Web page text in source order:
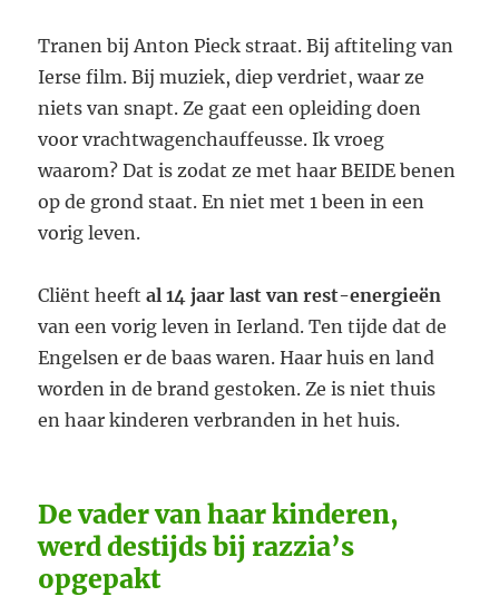
Tranen bij Anton Pieck straat. Bij aftiteling van
Ierse film. Bij muziek, diep verdriet, waar ze
niets van snapt. Ze gaat een opleiding doen
voor vrachtwagenchauffeusse. Ik vroeg
waarom? Dat is zodat ze met haar BEIDE benen
op de grond staat. En niet met 1 been in een
vorig leven.
Cliënt heeftal 14 jaar last van rest-energieën
van een vorig leven in Ierland. Ten tijde dat de
Engelsen er de baas waren. Haar huis en land
worden in de brand gestoken. Ze is niet thuis
en haar kinderen verbranden in het huis.
De vader van haar kinderen,
werd destijds bij razzia’s
opgepakt